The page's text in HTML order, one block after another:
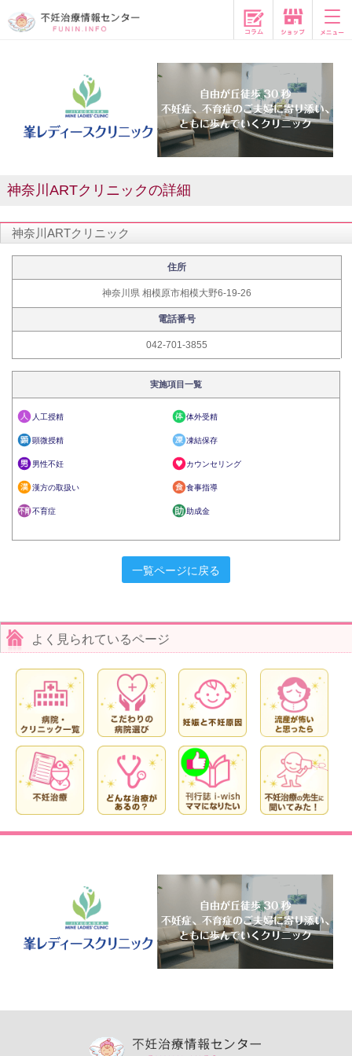
コラム
神奈川ARTクリニックの詳細
神奈川ARTクリニック
住所
神奈川県 相模原市相模大野6-19-26
電話番号
042-701-3855
実施項目一覧
人工授精 体外受精
顕微授精 凍結保存
男性不妊 カウンセリング
漢方の取扱い 食事指導
不育症 助成金
一覧ページに戻る
よく見られているページ